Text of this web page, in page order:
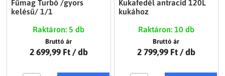
Fűmag Turbó /gyors
kelésű/ 1/1
Raktáron: 5 db
Bruttó ár
2 699,99 Ft / db
Kukafedél antracid 120L
kukához
Raktáron: 10 db
Bruttó ár
2 799,99 Ft / db